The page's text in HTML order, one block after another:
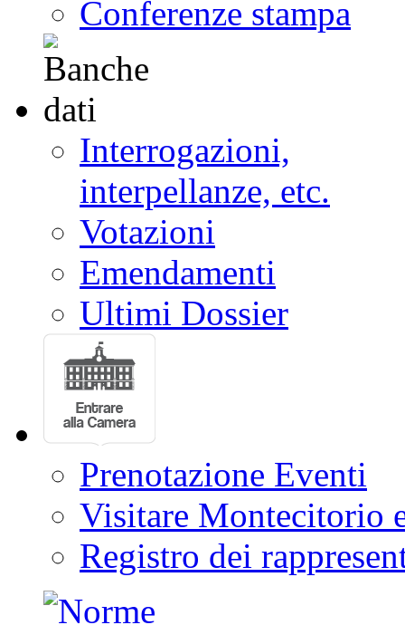
Conferenze stampa
Interrogazioni,
interpellanze, etc.
Votazioni
Emendamenti
Ultimi Dossier
Prenotazione Eventi
Visitare Montecitorio
Registro dei